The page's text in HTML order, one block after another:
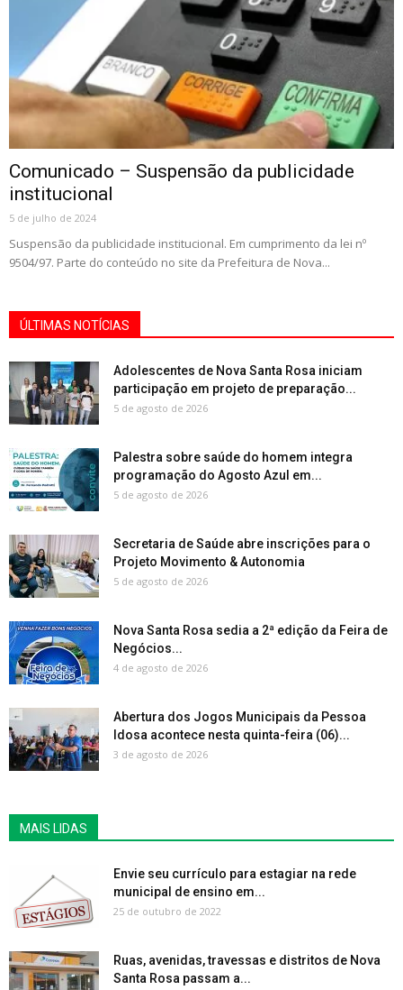
Comunicado – Suspensão da publicidade
institucional
5 de julho de 2024
Suspensão da publicidade institucional. Em cumprimento da lei nº
9504/97. Parte do conteúdo no site da Prefeitura de Nova...
ÚLTIMAS NOTÍCIAS
Adolescentes de Nova Santa Rosa iniciam
participação em projeto de preparação...
5 de agosto de 2026
Palestra sobre saúde do homem integra
programação do Agosto Azul em...
5 de agosto de 2026
Secretaria de Saúde abre inscrições para o
Projeto Movimento & Autonomia
5 de agosto de 2026
Nova Santa Rosa sedia a 2ª edição da Feira de
Negócios...
4 de agosto de 2026
Abertura dos Jogos Municipais da Pessoa
Idosa acontece nesta quinta-feira (06)...
3 de agosto de 2026
MAIS LIDAS
Envie seu currículo para estagiar na rede
municipal de ensino em...
25 de outubro de 2022
Ruas, avenidas, travessas e distritos de Nova
Santa Rosa passam a...